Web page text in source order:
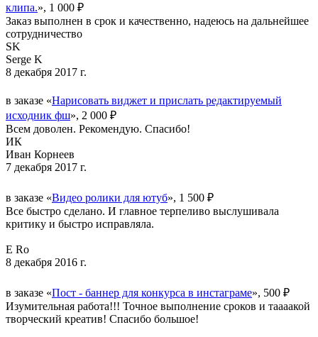
клипа.», 1 000 ₽
Заказ выполнен в срок и качественно, надеюсь на дальнейшее
сотрудничество
SK
Serge K
8 декабря 2017 г.
в заказе «Нарисовать виджет и прислать редактируемый
исходник фш», 2 000 ₽
Всем доволен. Рекомендую. Спасибо!
ИК
Иван Корнеев
7 декабря 2017 г.
в заказе «Видео ролики для ютуб», 1 500 ₽
Все быстро сделано. И главное терпеливо выслушивала
критику и быстро исправляла.
E Ro
8 декабря 2016 г.
в заказе «Пост - баннер для конкурса в инстаграме», 500 ₽
Изумительная работа!!! Точное выполнение сроков и таааакой
творческий креатив! Спасибо большое!